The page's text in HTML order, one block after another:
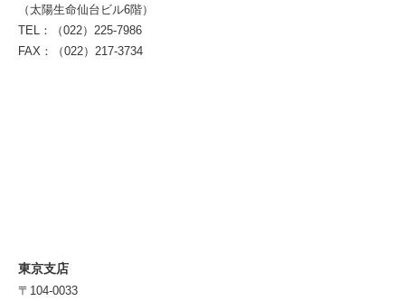
（太陽生命仙台ビル6階）
TEL：（022）225-7986
FAX：（022）217-3734
東京支店
〒104-0033